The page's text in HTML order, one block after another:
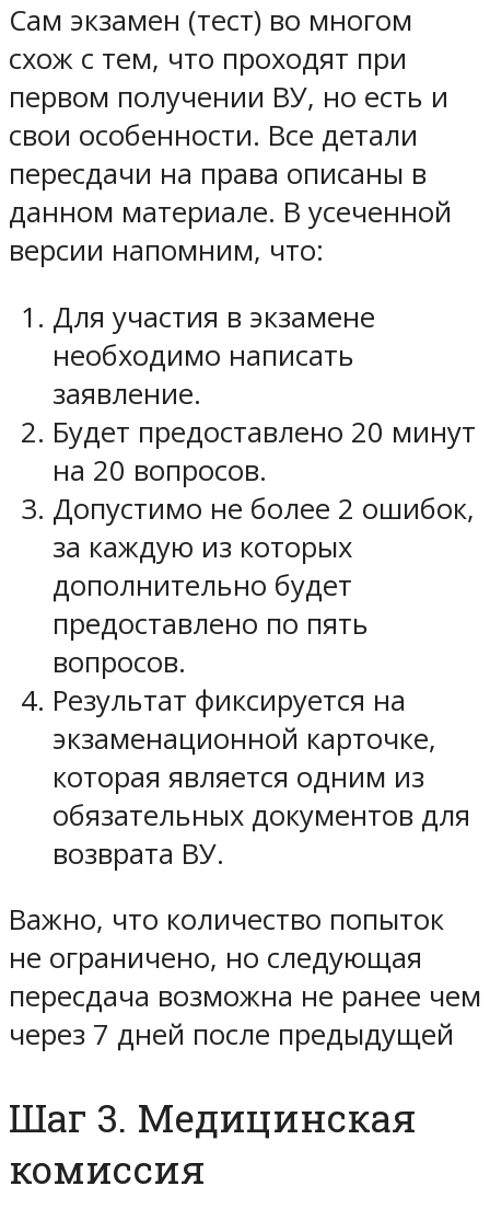
Сам экзамен (тест) во многом
схож с тем, что проходят при
первом получении ВУ, но есть и
свои особенности. Все детали
пересдачи на права описаны в
данном материале. В усеченной
версии напомним, что:
Для участия в экзамене
необходимо написать
заявление.
Будет предоставлено 20 минут
на 20 вопросов.
Допустимо не более 2 ошибок,
за каждую из которых
дополнительно будет
предоставлено по пять
вопросов.
Результат фиксируется на
экзаменационной карточке,
которая является одним из
обязательных документов для
возврата ВУ.
Важно, что количество попыток
не ограничено, но следующая
пересдача возможна не ранее чем
через 7 дней после предыдущей
Шаг 3. Медицинская
комиссия